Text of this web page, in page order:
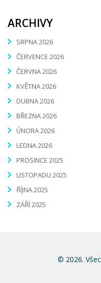
ARCHIVY
SRPNA 2026
ČERVENCE 2026
ČERVNA 2026
KVĚTNA 2026
DUBNA 2026
BŘEZNA 2026
ÚNORA 2026
LEDNA 2026
PROSINCE 2025
LISTOPADU 2025
ŘÍJNA 2025
ZÁŘÍ 2025
© 2026.